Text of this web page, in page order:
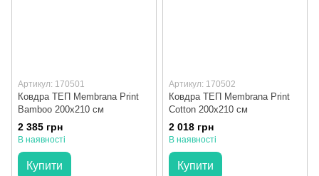
Артикул: 170501
Ковдра ТЕП Membrana Print
Bamboo 200x210 см
2 385 грн
В наявності
Купити
Артикул: 170502
Ковдра ТЕП Membrana Print
Cotton 200x210 см
2 018 грн
В наявності
Купити